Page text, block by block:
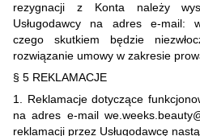
rezygnacji z Konta należy
Usługodawcy na adres e-mail:
czego skutkiem będzie
rozwiązanie umowy w zakresie
§ 5 REKLAMACJE
1. Reklamacje dotyczące
na adres e-mail
reklamacji przez Usługodawcę